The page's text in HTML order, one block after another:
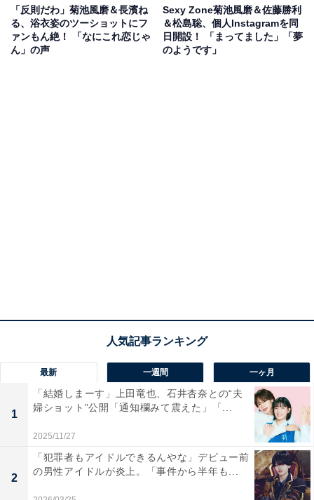
「反則だわ」菊池風磨＆長濱ね
る、浴衣姿のツーショットにフ
ァンもん絶！ 「なにこれ恋じゃ
ん」の声
Sexy Zone菊池風磨＆佐藤勝利
＆松島聡、個人Instagramを同
日開設！ 「まってました」「夢
のようです」
最新 一週間 一ヶ月
1
「結婚しまーす」上田竜也、石井杏奈との“夫
婦ショット”公開「通知欄みて震えた」「...
2025/11/27
2
「犯罪者もアイドルできるんやな」デビュー前
の男性アイドルが炎上。「事件から半年も...